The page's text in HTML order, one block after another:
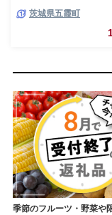
耐熱 一生もの 職人 こ
JIDA デザインミュー
レクション 茨城県 五
茨城県五霞町
季節のフルーツ・野菜や